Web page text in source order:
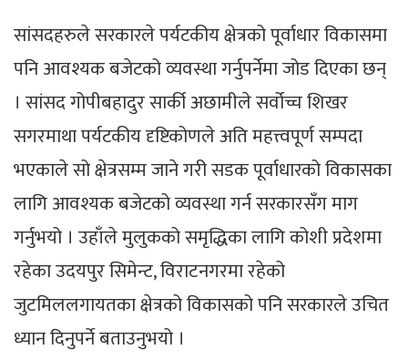
सांसदहरुले सरकारले पर्यटकीय क्षेत्रको पूर्वाधार विकासमा
पनि आवश्यक बजेटको व्यवस्था गर्नुपर्नेमा जोड दिएका छन्
। सांसद गोपीबहादुर सार्की अछामीले सर्वोच्च शिखर
सगरमाथा पर्यटकीय दृष्टिकोणले अति महत्त्वपूर्ण सम्पदा
भएकाले सो क्षेत्रसम्म जाने गरी सडक पूर्वाधारको विकासका
लागि आवश्यक बजेटको व्यवस्था गर्न सरकारसँग माग
गर्नुभयो । उहाँले मुलुकको समृद्धिका लागि कोशी प्रदेशमा
रहेका उदयपुर सिमेन्ट, विराटनगरमा रहेको
जुटमिललगायतका क्षेत्रको विकासको पनि सरकारले उचित
ध्यान दिनुपर्ने बताउनुभयो ।